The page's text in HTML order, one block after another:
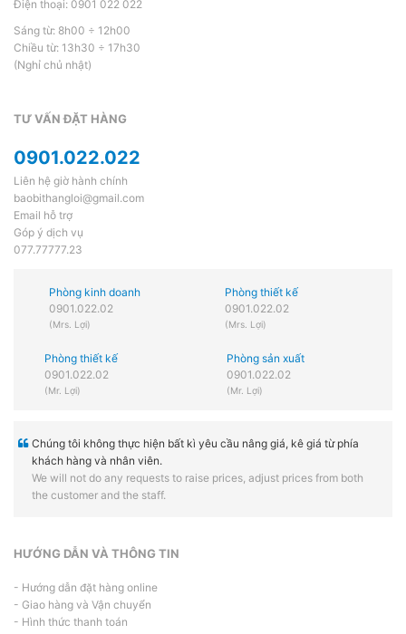
Điện thoại: 0901 022 022
Sáng từ: 8h00 ÷ 12h00
Chiều từ: 13h30 ÷ 17h30
(Nghỉ chủ nhật)
TƯ VẤN ĐẶT HÀNG
0901.022.022
Liên hệ giờ hành chính
baobithangloi@gmail.com
Email hỗ trợ
Góp ý dịch vụ
077.77777.23
Phòng kinh doanh
0901.022.02
(Mrs. Lợi)
Phòng thiết kế
0901.022.02
(Mrs. Lợi)
Phòng thiết kế
0901.022.02
(Mr. Lợi)
Phòng sản xuất
0901.022.02
(Mr. Lợi)
Chúng tôi không thực hiện bất kì yêu cầu nâng giá, kê giá từ phía
khách hàng và nhân viên.
We will not do any requests to raise prices, adjust prices from both
the customer and the staff.
HƯỚNG DẪN VÀ THÔNG TIN
- Hướng dẫn đặt hàng online
- Giao hàng và Vận chuyển
- Hình thức thanh toán